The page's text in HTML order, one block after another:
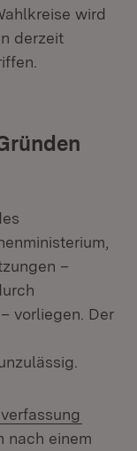
wird
derzeit
–
vorliegen. Der
nach einem